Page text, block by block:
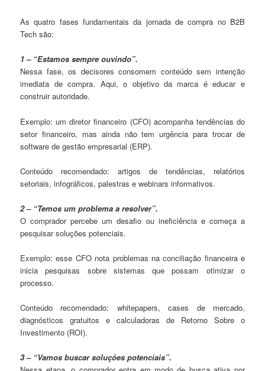
As quatro fases fundamentais da jornada de compra no B2B
Tech são:
1 – “Estamos sempre ouvindo”.
Nessa fase, os decisores consomem conteúdo sem intenção
imediata de compra. Aqui, o objetivo da marca é educar e
construir autoridade.
Exemplo: um diretor financeiro (CFO) acompanha tendências do
setor financeiro, mas ainda não tem urgência para trocar de
software de gestão empresarial (ERP).
Conteúdo recomendado: artigos de tendências, relatórios
setoriais, infográficos, palestras e webinars informativos.
2 – “Temos um problema a resolver”.
O comprador percebe um desafio ou ineficiência e começa a
pesquisar soluções potenciais.
Exemplo: esse CFO nota problemas na conciliação financeira e
inicia pesquisas sobre sistemas que possam otimizar o
processo.
Conteúdo recomendado: whitepapers, cases de mercado,
diagnósticos gratuitos e calculadoras de Retorno Sobre o
Investimento (ROI).
3 – “Vamos buscar soluções potenciais”.